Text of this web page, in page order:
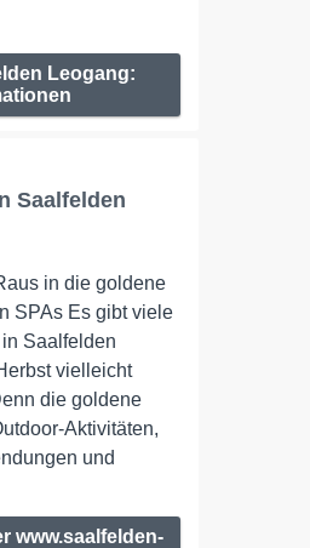
Leogang:
Saalfelden
in die goldene
SPAs Es gibt viele
Saalfelden
vielleicht
die goldene
Aktivitäten,
und
www.saalfelden-